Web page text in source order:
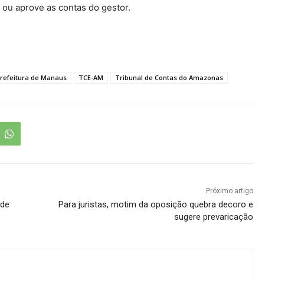
aprove as contas do gestor.
de Manaus TCE-AM Tribunal de Contas do Amazonas
Próximo artigo
Para juristas, motim da oposição quebra decoro e
sugere prevaricação